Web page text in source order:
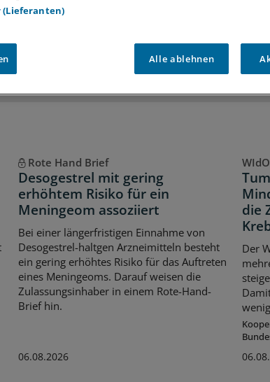
allemedizinischen Berichte und Kommentare
Voraussetzungen für den Zugang
Rote Hand Brief
Desogestrel mit gering
erhöhtem Risiko für ein
Meningeom assoziiert
Bei einer längerfristigen Einnahme von
Desogestrel-haltgen Arzneimitteln besteht
ein gering erhöhtes Risiko für das Auftreten
eines Meningeoms. Darauf weisen die
Zulassungsinhaber in einem Rote-Hand-
Brief hin.
06.08.2026
die
Der
(Lieferanten)
Alle ablehnen